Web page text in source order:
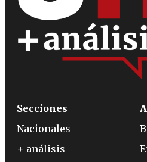
Secciones
Nacionales
+ análisis